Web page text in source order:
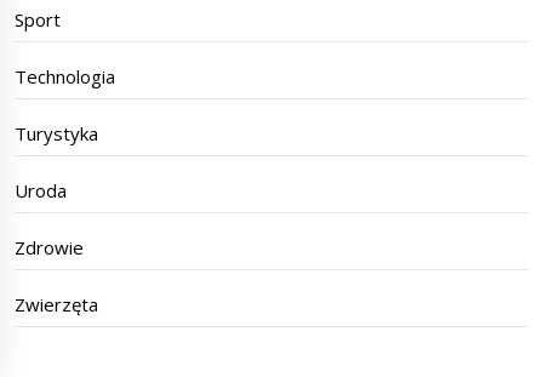
Sport
Technologia
Turystyka
Uroda
Zdrowie
Zwierzęta